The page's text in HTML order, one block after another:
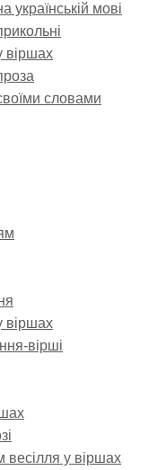
українській мові
віршах
словами
віршах
вірші
весілля у віршах